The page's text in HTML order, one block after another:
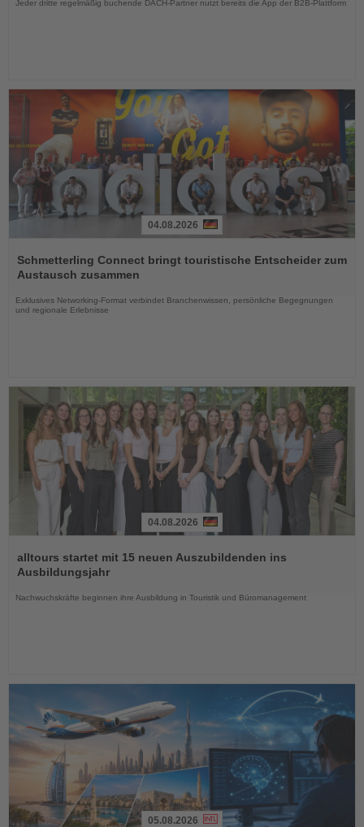
Jeder dritte regelmäßig buchende DACH-Partner nutzt bereits die App der B2B-Plattform
Sie
die
04.08.2026
Schmetterling Connect bringt touristische Entscheider zum
Austausch zusammen
Exklusives Networking-Format verbindet Branchenwissen, persönliche Begegnungen
und regionale Erlebnisse
Sie
die
04.08.2026
alltours startet mit 15 neuen Auszubildenden ins
Ausbildungsjahr
Nachwuchskräfte beginnen ihre Ausbildung in Touristik und Büromanagement
05.08.2026